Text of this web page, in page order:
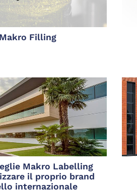
Makro Filling
Makro Labelling
il proprio brand
internazionale